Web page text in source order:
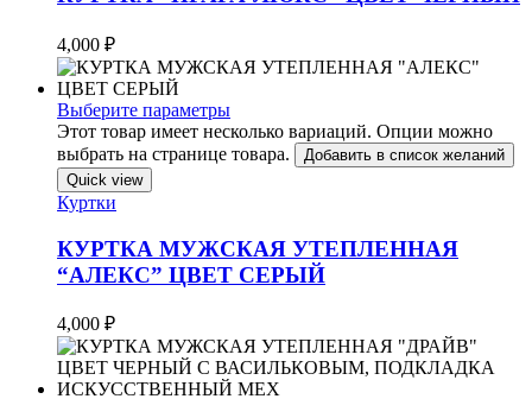
4,000 ₽
Выберите параметры
Этот товар имеет несколько вариаций. Опции можно
выбрать на странице товара.
Добавить в список желаний
Quick view
Куртки
КУРТКА МУЖСКАЯ УТЕПЛЕННАЯ
“АЛЕКС” ЦВЕТ СЕРЫЙ
4,000 ₽